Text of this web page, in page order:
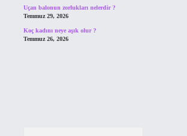
Uçan balonun zorlukları nelerdir ?
Temmuz 29, 2026
Koç kadını neye aşık olur ?
Temmuz 26, 2026